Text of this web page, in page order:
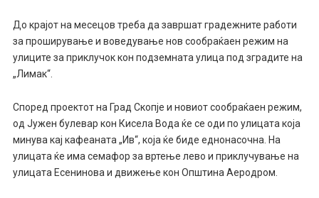
До крајот на месецов треба да завршат градежните работи
за проширување и воведување нов сообраќаен режим на
улиците за приклучок кон подземната улица под зградите на
„Лимак“.
Според проектот на Град Скопје и новиот сообраќаен режим,
од Јужен булевар кон Кисела Вода ќе се оди по улицата која
минува кај кафеаната „Ив“, која ќе биде еднонасочна. На
улицата ќе има семафор за вртење лево и приклучување на
улицата Есенинова и движење кон Општина Аеродром.